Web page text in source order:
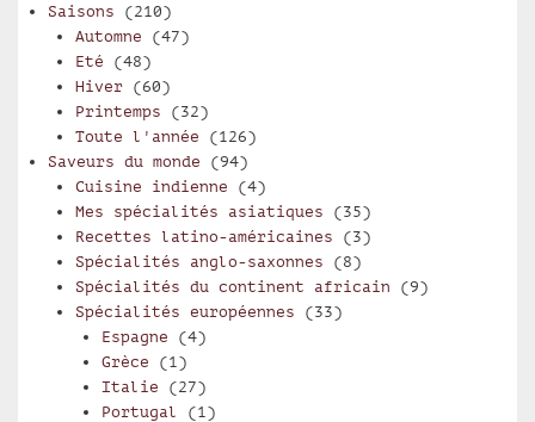
Saisons (210)
Automne (47)
Eté (48)
Hiver(60)
Printemps (32)
Toute l'année (126)
Saveurs du monde (94)
Cuisine indienne (4)
Mes spécialités asiatiques (35)
Recettes latino-américaines (3)
Spécialités anglo-saxonnes (8)
Spécialités du continent africain (9)
Spécialités européennes (33)
Espagne (4)
Grèce (1)
Italie (27)
Portugal
(1)